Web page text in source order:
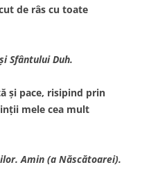
de râs cu toate
Sfântului Duh.
şi pace, risipind prin
mele cea mult
Amin (a Născătoarei).